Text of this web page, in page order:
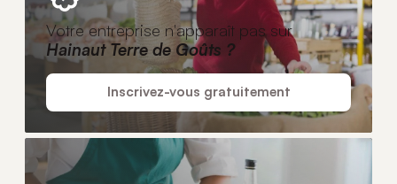
Votre entreprise n'apparaît pas sur
Hainaut Terre de Goûts ?
Inscrivez-vous gratuitement